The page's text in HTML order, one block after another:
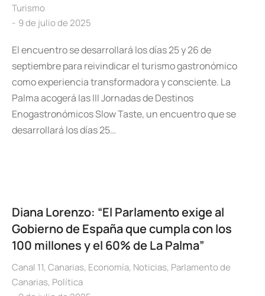
Turismo
9 de julio de 2025
El encuentro se desarrollará los días 25 y 26 de
septiembre para reivindicar el turismo gastronómico
como experiencia transformadora y consciente. La
Palma acogerá las III Jornadas de Destinos
Enogastronómicos Slow Taste, un encuentro que se
desarrollará los días 25…
Diana Lorenzo: “El Parlamento exige al
Gobierno de España que cumpla con los
100 millones y el 60% de La Palma”
Canal 11, Canarias, Economía, Noticias, Parlamento de
Canarias, Política